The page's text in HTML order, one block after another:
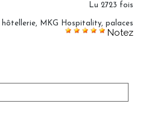
Lu 2723 fois
hôtellerie MKG Hospitality palaces
Notez